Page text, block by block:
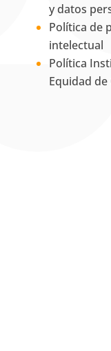
y datos
Política de
intelectual
Política
Equidad de